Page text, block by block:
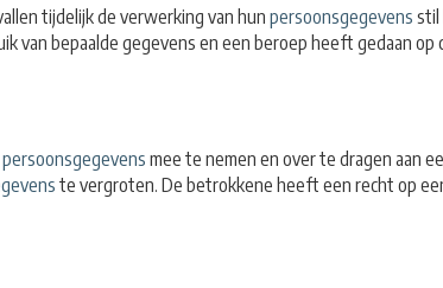
tijdelijk de verwerking van hun persoonsgegevens stil
van bepaalde gegevens en een beroep heeft gedaan
persoonsgegevens mee te nemen en over te dragen aan
te vergroten. De betrokkene heeft een recht op